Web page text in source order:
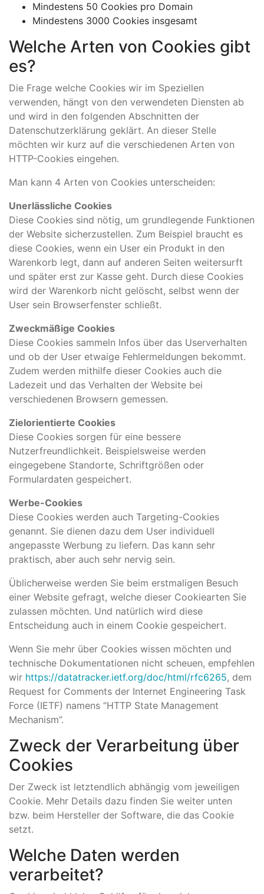
Mindestens 50 Cookies pro Domain
Mindestens 3000 Cookies insgesamt
Welche Arten von Cookies gibt
es?
Die Frage welche Cookies wir im Speziellen
verwenden, hängt von den verwendeten Diensten ab
und wird in den folgenden Abschnitten der
Datenschutzerklärung geklärt. An dieser Stelle
möchten wir kurz auf die verschiedenen Arten von
HTTP-Cookies eingehen.
Man kann 4 Arten von Cookies unterscheiden:
Unerlässliche Cookies
Diese Cookies sind nötig, um grundlegende Funktionen
der Website sicherzustellen. Zum Beispiel braucht es
diese Cookies, wenn ein User ein Produkt in den
Warenkorb legt, dann auf anderen Seiten weitersurft
und später erst zur Kasse geht. Durch diese Cookies
wird der Warenkorb nicht gelöscht, selbst wenn der
User sein Browserfenster schließt.
Zweckmäßige Cookies
Diese Cookies sammeln Infos über das Userverhalten
und ob der User etwaige Fehlermeldungen bekommt.
Zudem werden mithilfe dieser Cookies auch die
Ladezeit und das Verhalten der Website bei
verschiedenen Browsern gemessen.
Zielorientierte Cookies
Diese Cookies sorgen für eine bessere
Nutzerfreundlichkeit. Beispielsweise werden
eingegebene Standorte, Schriftgrößen oder
Formulardaten gespeichert.
Werbe-Cookies
Diese Cookies werden auch Targeting-Cookies
genannt. Sie dienen dazu dem User individuell
angepasste Werbung zu liefern. Das kann sehr
praktisch, aber auch sehr nervig sein.
Üblicherweise werden Sie beim erstmaligen Besuch
einer Website gefragt, welche dieser Cookiearten Sie
zulassen möchten. Und natürlich wird diese
Entscheidung auch in einem Cookie gespeichert.
Wenn Sie mehr über Cookies wissen möchten und
technische Dokumentationen nicht scheuen, empfehlen
wir https://datatracker.ietf.org/doc/html/rfc6265, dem
Request for Comments der Internet Engineering Task
Force (IETF) namens “HTTP State Management
Mechanism”.
Zweck der Verarbeitung über
Cookies
Der Zweck ist letztendlich abhängig vom jeweiligen
Cookie. Mehr Details dazu finden Sie weiter unten
bzw. beim Hersteller der Software, die das Cookie
setzt.
Welche Daten werden
verarbeitet?